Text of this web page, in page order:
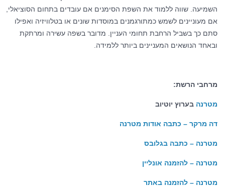
השמיעה. שווה ללמוד את השפת הסימנים אם עובדים בתחום הסוציאלי,
אם מעוניינים לשמש כמתורגמנים במוסדות שונים או בטלוויזיה ואפילו
סתם כך בשביל הרחבת תחומי העניין. מדובר בשפה עשירה ומרתקת
ובאחד הנושאים המעניינים ביותר ללמידה.
מרחבי הרשת:
מטרנה בערוץ יוטיוב
דה מרקר – כתבה אודות מטרנה
מטרנה – כתבה בגלובס
מטרנה – להזמנה אונליין
מטרנה – להזמנה באתר